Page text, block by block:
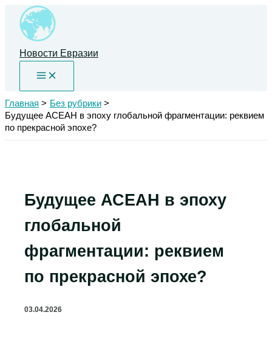
Перейти
содержимому
Новости Евразии
Главная
Без рубрики
Будущее АСЕАН в эпоху глобальной фрагментации: реквием
по прекрасной эпохе?
Будущее АСЕАН в эпоху
глобальной
фрагментации: реквием
по прекрасной эпохе?
03.04.2026